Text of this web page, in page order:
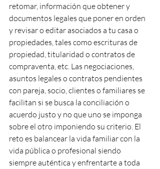
retomar, información que obtener y
documentos legales que poner en orden
y revisar o editar asociados a tu casa o
propiedades, tales como escrituras de
propiedad, titularidad o contratos de
compraventa, etc. Las negociaciones,
asuntos legales o contratos pendientes
con pareja, socio, clientes o familiares se
facilitan si se busca la conciliación o
acuerdo justo y no que uno se imponga
sobre el otro imponiendo su criterio. El
reto es balancear la vida familiar con la
vida pública o profesional siendo
siempre auténtica y enfrentarte a toda